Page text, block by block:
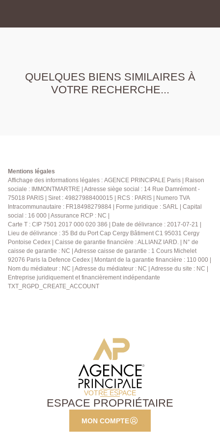
QUELQUES BIENS SIMILAIRES À
VOTRE RECHERCHE...
Mentions légales
Affichage des informations légales : AGENCE PRINCIPALE Paris | Raison
sociale : IMMONTMARTRE | Adresse siège social : 14 Rue Damrémont -
75018 PARIS | Siret : 49827988400015 | RCS : PARIS | Numero TVA
Intracommunautaire : FR18498279884 | Forme juridique : SARL | Capital
social : 16 000 | Assurance RCP : NC |
Carte T : CIP 7501 2017 000 020 386 | Date de délivrance : 2017-07-21 |
Lieu de délivrance : 35 Bd du Port Cap Cergy Bâtiment C1 95031 Cergy
Pontoise Cedex | Caisse de garantie financière : ALLIANZ IARD. | N° de
caisse de garantie : NC | Adresse caisse de garantie : 1 Cours Michelet
92076 Paris la Defence Cedex | Montant de la garantie financière : 110 000 |
Nom du médiateur : NC | Adresse du médiateur : NC | Adresse du site : NC |
Entreprise juridiquement et financièrement indépendante
TXT_RGPD_CREATE_ACCOUNT
VOTRE ESPACE
ESPACE PROPRIÉTAIRE
MON COMPTE